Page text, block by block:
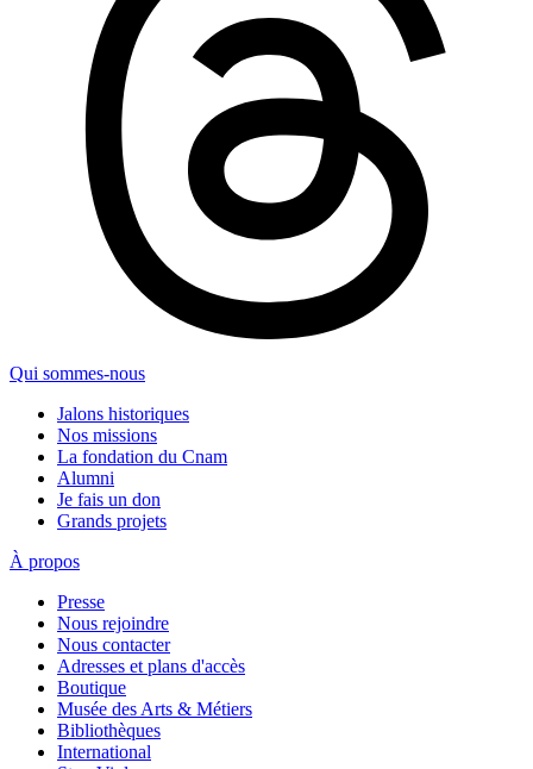
Qui sommes-nous
Jalons historiques
Nos missions
La fondation du Cnam
Alumni
Je fais un don
Grands projets
À propos
Presse
Nous rejoindre
Nous contacter
Adresses et plans d'accès
Boutique
Musée des Arts & Métiers
Bibliothèques
International